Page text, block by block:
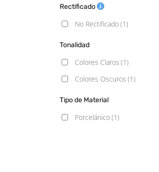
Rectificado
No Rectificado(1)
Tonalidad
Colores Claros (1)
Colores Oscuros (1)
Tipo de Material
Porcelánico(1)